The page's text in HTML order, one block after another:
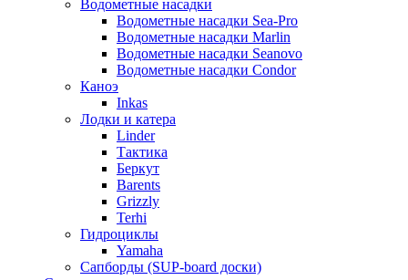
Водометные насадки
Водометные насадки Sea-Pro
Водометные насадки Marlin
Водометные насадки Seanovo
Водометные насадки Condor
Каноэ
Inkas
Лодки и катера
Linder
Тактика
Беркут
Barents
Grizzly
Terhi
Гидроциклы
Yamaha
Сапборды (SUP-board доски)